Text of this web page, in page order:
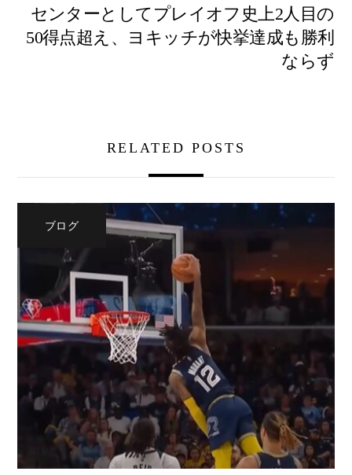
センターとしてプレイオフ史上2人目の
50得点超え、ヨキッチが快挙達成も勝利
ならず
RELATED POSTS
ブログ